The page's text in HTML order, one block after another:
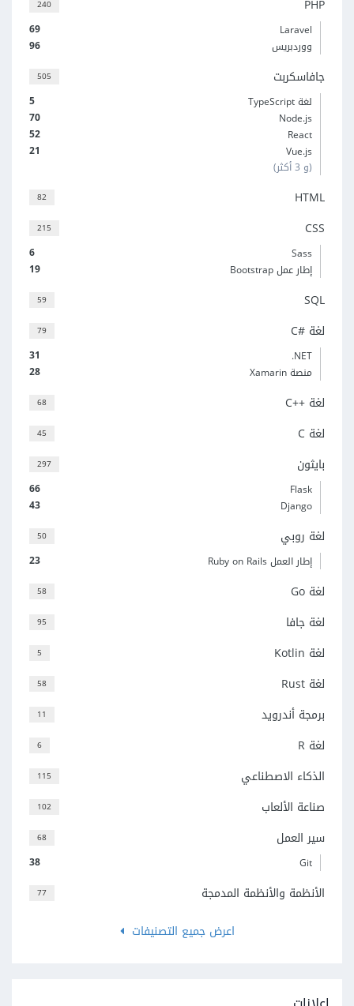
240 PHP
69
Laravel
96
ووردبريس
505 جافاسكربت
5
لغة TypeScript
70
Node.js
52
React
21
Vue.js
(و 3 أكثر)
82 HTML
215 CSS
6
Sass
19
إطار عمل Bootstrap
59 SQL
79 لغة C#‎
31
‎.NET
28
منصة Xamarin
68 لغة C++‎
45 لغة C
297 بايثون
66
Flask
43
Django
50 لغة روبي
23 إطار العمل Ruby on Rails
58 لغة Go
95 لغة جافا
5 لغة Kotlin
58 لغة Rust
11 برمجة أندرويد
6 لغة R
115 الذكاء الاصطناعي
102 صناعة الألعاب
68 سير العمل
38 Git
77
الأنظمة والأنظمة المدمجة
اعرض جميع التصنيفات